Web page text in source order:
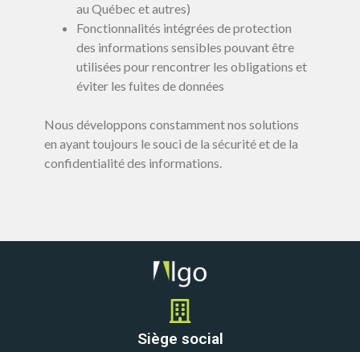
au Québec et autres)
Fonctionnalités intégrées de protection
des informations sensibles pouvant être
utilisées pour rencontrer les obligations et
éviter les fuites de données
Nous développons constamment nos solutions
en ayant toujours le souci de la sécurité et de la
confidentialité des informations.
Siège social